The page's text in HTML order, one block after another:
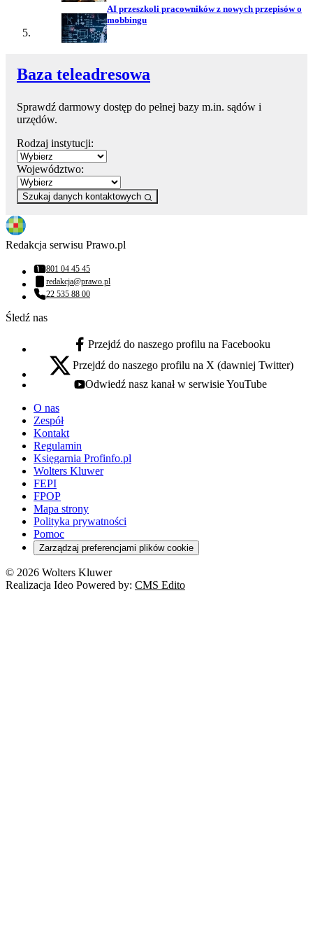
AI przeszkoli pracowników z nowych przepisów o
mobbingu
Baza teleadresowa
Sprawdź darmowy dostęp do pełnej bazy m.in. sądów i
urzędów.
Rodzaj instytucji:
Województwo:
Szukaj danych kontaktowych
Redakcja serwisu Prawo.pl
Numer telefonu:
801 04 45 45
Adres email:
redakcja@prawo.pl
Numer telefonu:
22 535 88 00
Śledź nas
facebook - otwiera się w nowej karcie
Przejdź do naszego profilu na Facebooku
x - otwiera się w nowej karcie
Przejdź do naszego profilu na X (dawniej Twitter)
youtube - otwiera się w nowej karcie
Odwiedź nasz kanał w serwisie YouTube
O nas
Zespół
Kontakt
Regulamin
Księgarnia Profinfo.pl
Wolters Kluwer
FEPI
FPOP
Mapa strony
Polityka prywatności
Pomoc
Zarządzaj preferencjami plików cookie
© 2026 Wolters Kluwer
Realizacja Ideo Powered by: CMS Edito